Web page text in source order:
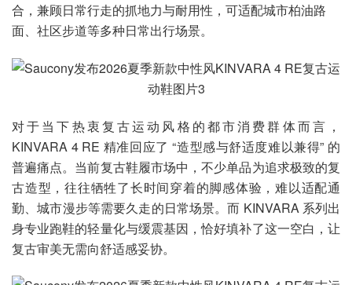
合，兼顾日常行走的抓地力与耐用性，可适配城市柏油路
面、社区步道等多种日常出行场景。
对于当下热衷复古运动风格的都市消费群体而言，
KINVARA 4 RE 精准回应了 “造型感与舒适度难以兼得” 的
普遍痛点。当前复古鞋履市场中，不少单品为追求极致的复
古造型，往往牺牲了长时间穿着的脚感体验，难以适配通
勤、城市漫步等需要久走的日常场景。而 KINVARA 系列出
身专业跑鞋的轻量化与缓震基因，恰好填补了这一空白，让
复古审美无需向舒适感妥协。